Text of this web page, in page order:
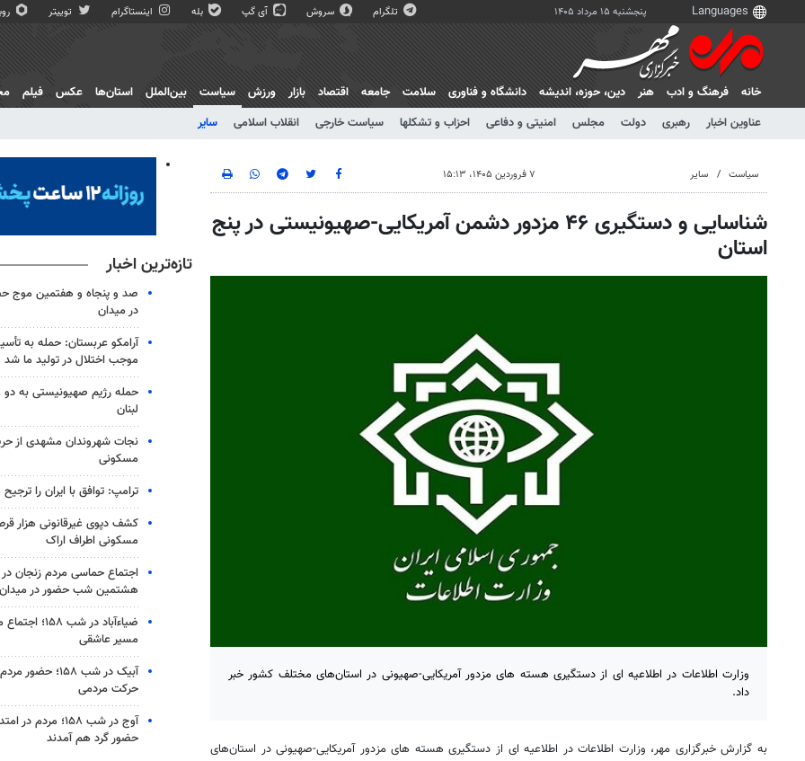
پنجشنبه ۱۵ مرداد ۱۴۰۵ تلگرام سروش آی گپ بله اینستاگرام توییتر
خانه فرهنگ و ادب هنر دين، حوزه، انديشه دانشگاه و فناوری سلامت جامعه اقتصاد بازار ورزش
سیاست
عناوین اخبار
رهبری دولت مجلس امنیتی و دفاعی احزاب و تشکلها سیاست خارجی انقلاب اسلامی سایر
بین‌الملل استان‌ها عکس فیلم
سیاست سایر ۷ فروردین ۱۴۰۵، ۱۵:۱۳
شناسایی و دستگیری ۴۶ مزدور دشمن آمریکایی-صهیونیستی در پنج
استان
وزارت اطلاعات در اطلاعیه ای از دستگیری هسته های مزدور آمریکایی-صهیونی در استان‌های مختلف کشور خبر
داد.
به گزارش خبرگزاری مهر، وزارت اطلاعات در اطلاعیه ای از دستگیری هسته های مزدور آمریکایی-صهیونی در استان‌های
تازه‌ترین اخبار
صد و پنجاه و هفتمین موج
در میدان
آرامکو عربستان: حمله به
موجب اختلال در تولید ما شد
حمله رژیم صهیونیستی به
لبنان
نجات شهروندان مشهدی از
مسکونی
ترامپ: توافق با ایران را
کشف دپوی غیرقانونی هزار
مسکونی اطراف اراک
اجتماع حماسی مردم زنجان
هشتمین شب حضور در میدان
ضیاء‌آباد در شب
مسیر عاشقی
آبیک در شب ۱۵۸؛
حرکت مردمی
آوج در شب ۱۵۸؛
حضور گرد هم آمدند